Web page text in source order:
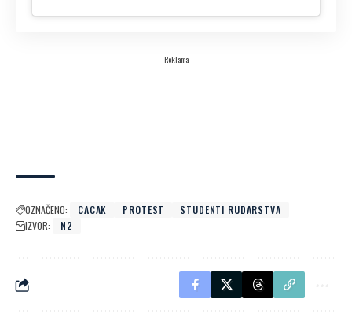
Reklama
OZNAČENO: CACAK PROTEST
STUDENTI RUDARSTVA
IZVOR:
N2